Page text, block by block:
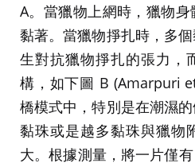
A。當獵物上網時，獵物
黏著。當獵物掙扎時，多
生對抗獵物掙扎的張力，
構，如下圖 B (Amarpuri
橋模式中，特別是在潮濕
黏珠或是越多黏珠與獵物
大。根據測量，將一片僅